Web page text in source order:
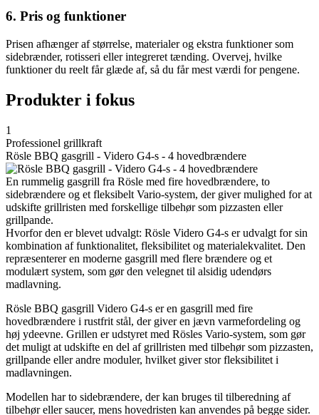
6. Pris og funktioner
Prisen afhænger af størrelse, materialer og ekstra funktioner som
sidebrænder, rotisseri eller integreret tænding. Overvej, hvilke
funktioner du reelt får glæde af, så du får mest værdi for pengene.
Produkter i fokus
1
Professionel grillkraft
Rösle BBQ gasgrill - Videro G4-s - 4 hovedbrændere
En rummelig gasgrill fra Rösle med fire hovedbrændere, to
sidebrændere og et fleksibelt Vario-system, der giver mulighed for at
udskifte grillristen med forskellige tilbehør som pizzasten eller
grillpande.
Hvorfor den er blevet udvalgt: Rösle Videro G4-s er udvalgt for sin
kombination af funktionalitet, fleksibilitet og materialekvalitet. Den
repræsenterer en moderne gasgrill med flere brændere og et
modulært system, som gør den velegnet til alsidig udendørs
madlavning.
Rösle BBQ gasgrill Videro G4-s er en gasgrill med fire
hovedbrændere i rustfrit stål, der giver en jævn varmefordeling og
høj ydeevne. Grillen er udstyret med Rösles Vario-system, som gør
det muligt at udskifte en del af grillristen med tilbehør som pizzasten,
grillpande eller andre moduler, hvilket giver stor fleksibilitet i
madlavningen.
Modellen har to sidebrændere, der kan bruges til tilberedning af
tilbehør eller saucer, mens hovedristen kan anvendes på begge sider.